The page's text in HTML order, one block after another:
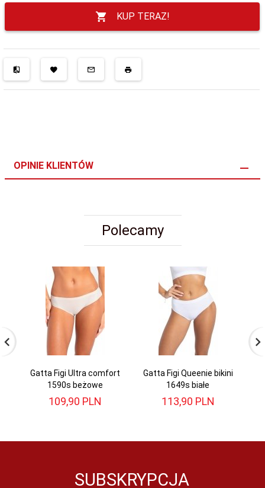
KUP TERAZ!
OPINIE KLIENTÓW
Polecamy
Gatta Figi Ultra comfort
1590s beżowe
109,90 PLN
Gatta Figi Queenie bikini
1649s białe
113,90 PLN
SUBSKRYPCJA